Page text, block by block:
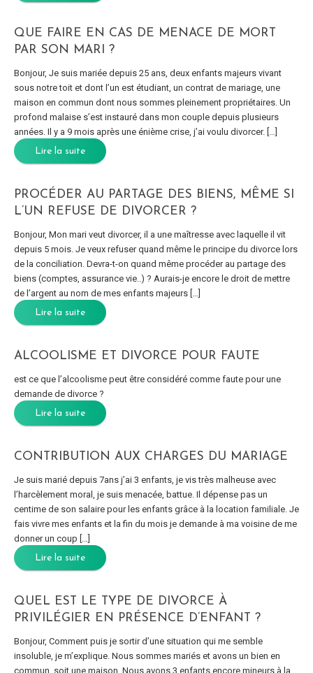
QUE FAIRE EN CAS DE MENACE DE MORT
PAR SON MARI ?
Bonjour, Je suis mariée depuis 25 ans, deux enfants majeurs vivant
sous notre toit et dont l’un est étudiant, un contrat de mariage, une
maison en commun dont nous sommes pleinement propriétaires. Un
profond malaise s’est instauré dans mon couple depuis plusieurs
années. Il y a 9 mois après une énième crise, j’ai voulu divorcer. […]
Lire la suite
PROCÉDER AU PARTAGE DES BIENS, MÊME SI
L’UN REFUSE DE DIVORCER ?
Bonjour, Mon mari veut divorcer, il a une maîtresse avec laquelle il vit
depuis 5 mois. Je veux refuser quand même le principe du divorce lors
de la conciliation. Devra-t-on quand même procéder au partage des
biens (comptes, assurance vie..) ? Aurais-je encore le droit de mettre
de l’argent au nom de mes enfants majeurs […]
Lire la suite
ALCOOLISME ET DIVORCE POUR FAUTE
est ce que l’alcoolisme peut être considéré comme faute pour une
demande de divorce ?
Lire la suite
CONTRIBUTION AUX CHARGES DU MARIAGE
Je suis marié depuis 7ans j’ai 3 enfants, je vis très malheuse avec
l’harcèlement moral, je suis menacée, battue. Il dépense pas un
centime de son salaire pour les enfants grâce à la location familiale. Je
fais vivre mes enfants et la fin du mois je demande à ma voisine de me
donner un coup […]
Lire la suite
QUEL EST LE TYPE DE DIVORCE À
PRIVILÉGIER EN PRÉSENCE D’ENFANT ?
Bonjour, Comment puis je sortir d’une situation qui me semble
insoluble, je m’explique. Nous sommes mariés et avons un bien en
commun, soit une maison. Nous avons 3 enfants encore mineurs à la